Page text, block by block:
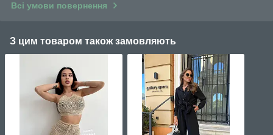
Всі умови повернення
З цим товаром також замовляють